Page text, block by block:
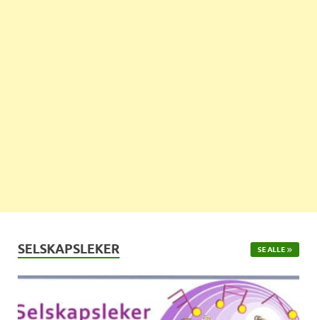
SELSKAPSLEKER SE ALLE